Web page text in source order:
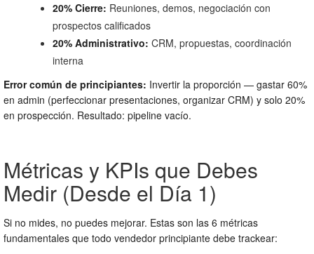
20% Cierre: Reuniones, demos, negociación con
prospectos calificados
20% Administrativo: CRM, propuestas, coordinación
interna
Error común de principiantes: Invertir la proporción — gastar 60%
en admin (perfeccionar presentaciones, organizar CRM) y solo 20%
en prospección. Resultado: pipeline vacío.
Métricas y KPIs que Debes
Medir (Desde el Día 1)
Si no mides, no puedes mejorar. Estas son las 6 métricas
fundamentales que todo vendedor principiante debe trackear: